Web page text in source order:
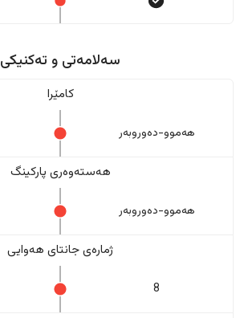
سەلامەتی و تەکنیکی
کامێرا
هەموو-دەوروبەر
هەستەوەری پارکینگ
هەموو-دەوروبەر
ژمارەی جانتای هەوایی
8